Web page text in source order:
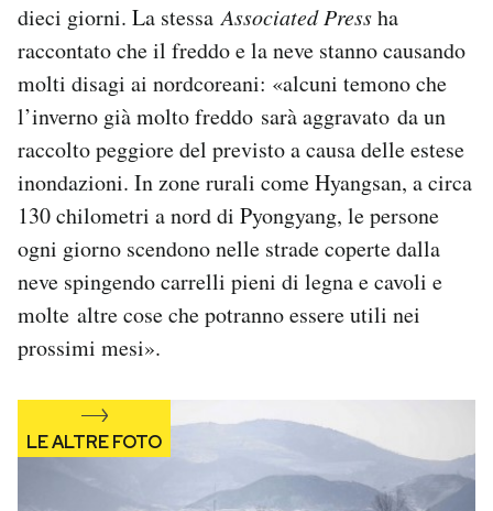
dieci giorni. La stessaAssociated Pressha
raccontato che il freddo e la neve stanno causando
molti disagi ai nordcoreani: «alcuni temono che
l’inverno già molto freddo sarà aggravato da un
raccolto peggiore del previsto a causa delle estese
inondazioni. In zone rurali come Hyangsan, a circa
130 chilometri a nord di Pyongyang, le persone
ogni giorno scendono nelle strade coperte dalla
neve spingendo carrelli pieni di legna e cavoli e
molte altre cose che potranno essere utili nei
prossimi mesi».